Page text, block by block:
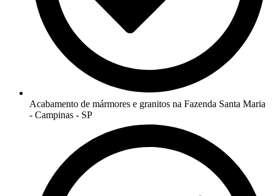
Acabamento de mármores e granitos na Fazenda Santa Maria
- Campinas - SP